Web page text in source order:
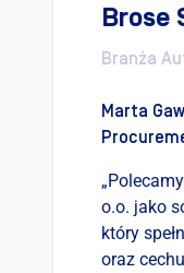
Brose
Branża
Marta
o.o. jako
który
oraz